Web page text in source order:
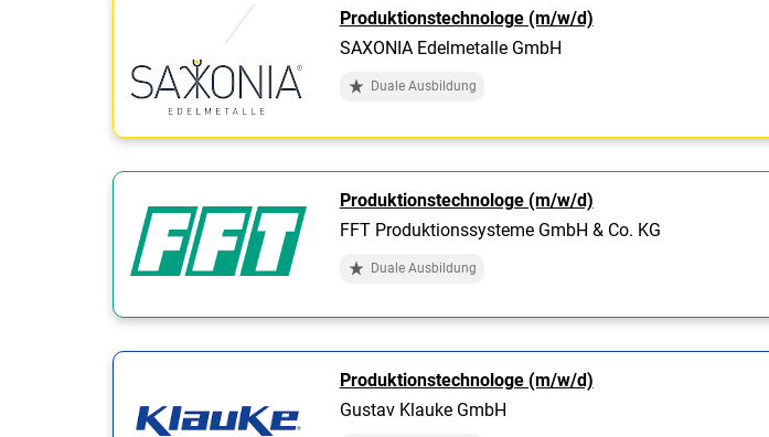
Produktionstechnologe (m/w/d)
SAXONIA Edelmetalle GmbH
Duale Ausbildung
Produktionstechnologe (m/w/d)
FFT Produktionssysteme GmbH & Co. KG
Duale Ausbildung
Produktionstechnologe (m/w/d)
Gustav Klauke GmbH